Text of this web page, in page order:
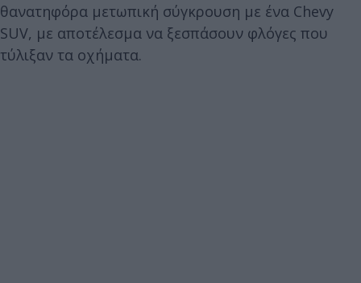
θανατηφόρα μετωπική σύγκρουση με ένα Chevy
SUV, με αποτέλεσμα να ξεσπάσουν φλόγες που
τύλιξαν τα οχήματα.